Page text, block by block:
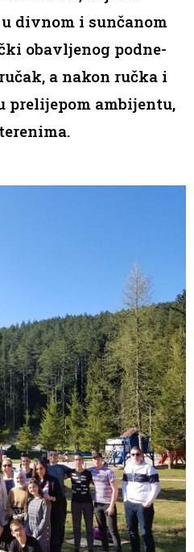
divnom i sunčanom
obavljenog podne-
a nakon ručka i
prelijepom ambijentu,